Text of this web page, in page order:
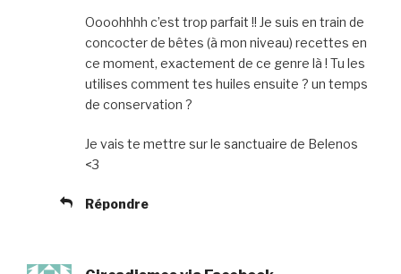
Oooohhhh c’est trop parfait !! Je suis en train de
concocter de bêtes (à mon niveau) recettes en
ce moment, exactement de ce genre là ! Tu les
utilises comment tes huiles ensuite ? un temps
de conservation ?
Je vais te mettre sur le sanctuaire de Belenos
<3
Répondre